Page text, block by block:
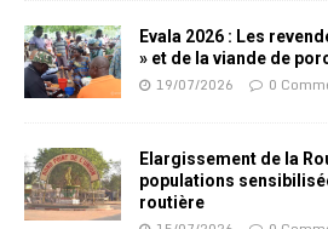
Evala 2026 : Les
» et de la viande de
19/07/2026 0
Elargissement de la
populations
routière